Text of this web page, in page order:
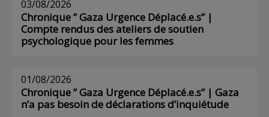
03/08/2026
Chronique ” Gaza Urgence Déplacé.e.s” |
Compte rendus des ateliers de soutien
psychologique pour les femmes
01/08/2026
Chronique ” Gaza Urgence Déplacé.e.s” | Gaza
n’a pas besoin de déclarations d’inquiétude